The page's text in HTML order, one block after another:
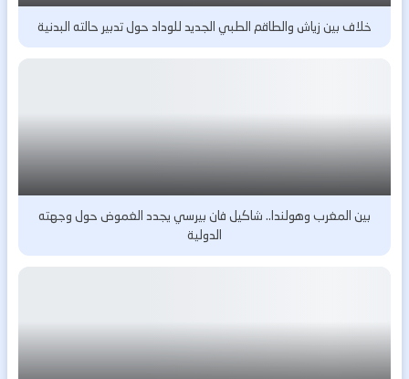
خلاف بين زياش والطاقم الطبي الجديد للوداد حول تدبير حالته البدنية
بين المغرب وهولندا.. شاكيل فان بيرسي يجدد الغموض حول وجهته
الدولية